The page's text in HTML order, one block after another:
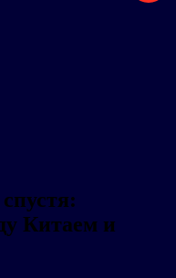
Китаем и